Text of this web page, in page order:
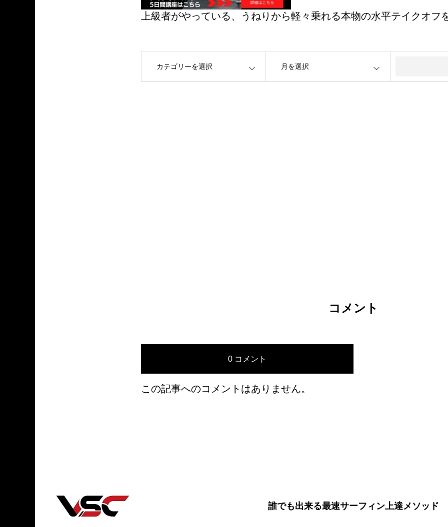
上級者がやっている、うねりから軽々乗れる本物の水平テイクオフ
コメント
0 コメント
この記事へのコメントはありません。
誰でも出来る最速サーフィン上達メソッド